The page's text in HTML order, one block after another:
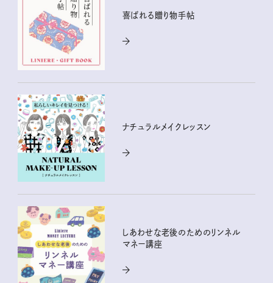
喜ばれる贈り物手帖
ナチュラルメイクレッスン
しあわせな老後のためのリンネル
マネー講座